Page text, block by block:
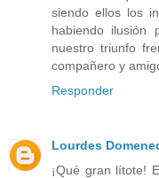
siendo ellos los
habiendo ilusión
nuestro triunfo
compañero y
Responder
Lourdes
¡Qué gran lítote!